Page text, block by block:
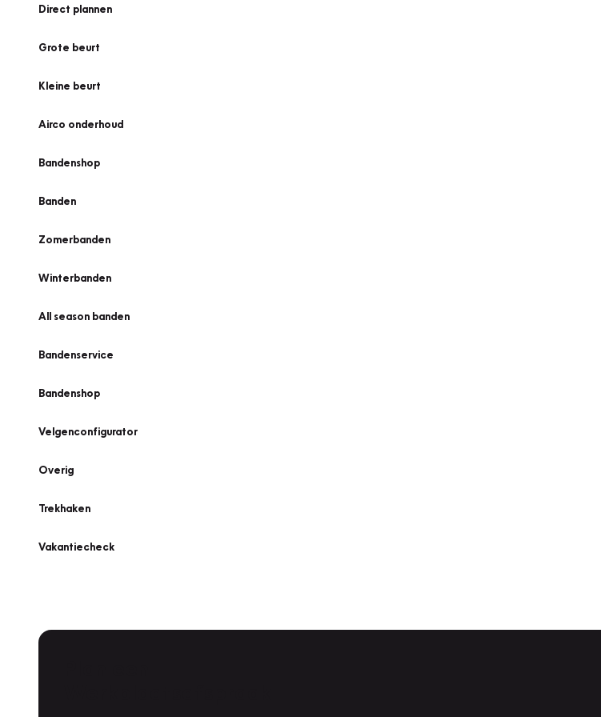
Direct plannen
Grote beurt
Kleine beurt
Airco onderhoud
Bandenshop
Banden
Zomerbanden
Winterbanden
All season banden
Bandenservice
Bandenshop
Velgenconfigurator
Overig
Trekhaken
Vakantiecheck